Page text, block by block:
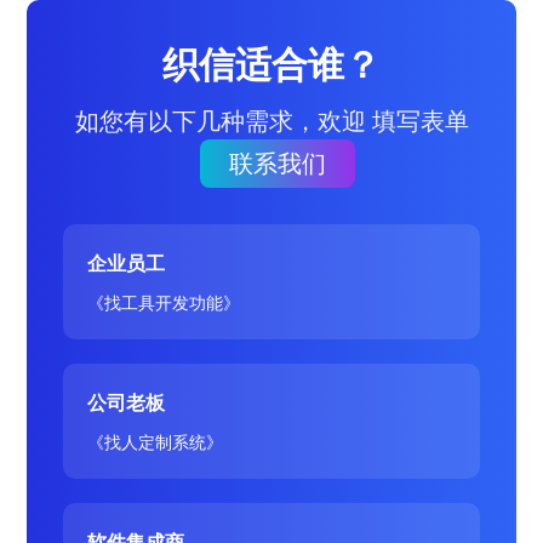
织信适合谁？
如您有以下几种需求，欢迎 填写表单
联系我们
企业员工
《找工具开发功能》
公司老板
《找人定制系统》